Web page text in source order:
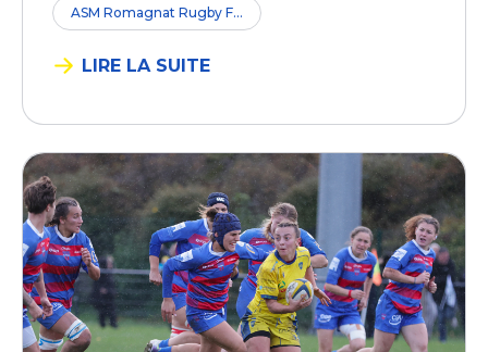
ASM Romagnat Rugby F...
LIRE LA SUITE